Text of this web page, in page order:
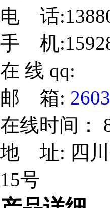
电 话
手 机
在 线 qq:
邮 箱:
在线时间：
地 址: 四川
15号